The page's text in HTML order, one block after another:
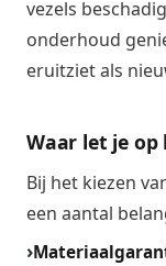
vezels
onderhoud
eruitziet als
Waar let je op
Bij het kiezen
een aantal